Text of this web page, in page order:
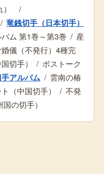
/
/ 竜銭切手（日本切手）
ム 第1巻～第3巻 / 産
儀（不発行）4種完
切手） / ボストーク
アルバム / 雲南の椿
（中国切手） / 不発
の切手）